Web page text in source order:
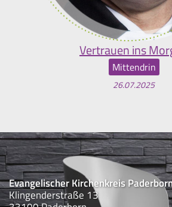
Vertrauen ins
Mittendrin
26.07.2025
Evangelischer Kirchenkreis
Klingenderstraße 13